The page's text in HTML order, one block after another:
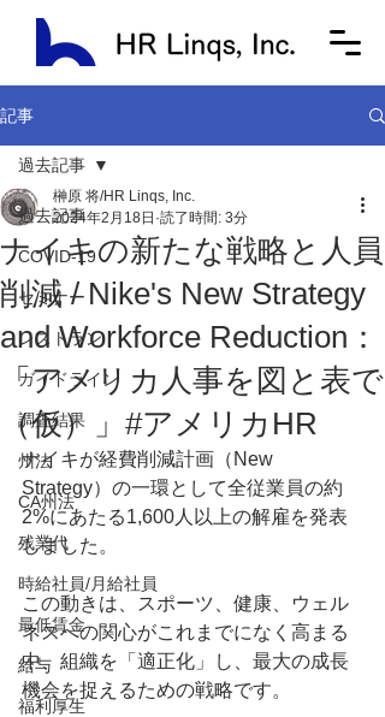
記事
過去記事
COVID-19
セミナー
レストラン
ガイドライン
調査結果
州法
CA州法
残業代
時給社員/月給社員
最低賃金
給与
福利厚生
過去記事
ナイキの新たな戦略と人員
削減 / Nike's New Strategy
and Workforce Reduction：
「アメリカ人事を図と表で
（仮）」#アメリカHR
榊原 将/HR Linqs, Inc.
2024年2月18日 読了時間: 3分
ナイキが経費削減計画（New
Strategy）の一環として全従業員の約
2%にあたる1,600人以上の解雇を発表
しました。
この動きは、スポーツ、健康、ウェル
ネスへの関心がこれまでになく高まる
中、組織を「適正化」し、最大の成長
機会を捉えるための戦略です。